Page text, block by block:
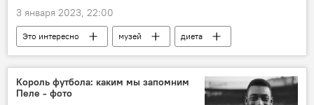
3 января 2023, 22:00
Это интересно музей
диета
красота
здоровье
Король футбола: каким мы запомним
Пеле - фото